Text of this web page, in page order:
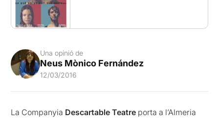
Una opinió de
Neus Mònico Fernández
12/03/2016
La Companyia Descartable Teatre porta a l’Almeria